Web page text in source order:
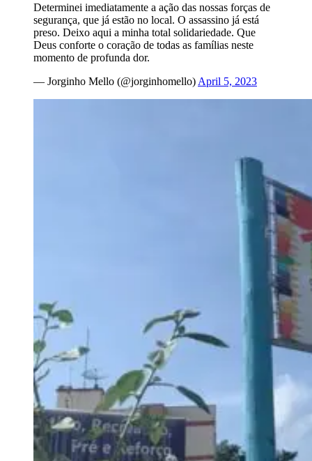
Determinei imediatamente a ação das nossas forças de
segurança, que já estão no local. O assassino já está
preso. Deixo aqui a minha total solidariedade. Que
Deus conforte o coração de todas as famílias neste
momento de profunda dor.
— Jorginho Mello (@jorginhomello) April 5, 2023